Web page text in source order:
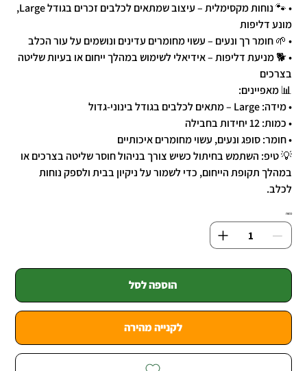
• 🐾 נוחות מקסימלית – עיצוב שמתאים לכלבים זכרים בגודל Large,
מונע דליפות
• 🌱 חומר רך ונעים – עשוי מחומרים עדינים ונושמים על עור הכלב
• 🐕 מניעת דליפות – אידיאלי לשימוש במהלך ייחום או בעיות שליטה
בצרכים
📊 מאפיינים:
• מידה: Large – מתאים לכלבים בגודל בינוני-גדול
• כמות: 12 יחידות בחבילה
• חומר: סופג ונעים, עשוי מחומרים איכותיים
💡 טיפ: השתמש בחיתול כשיש צורך בניהול חוסר שליטה בצרכים או
במהלך תקופת הייחום, כדי לשמור על ניקיון בבית ולספק נוחות
לכלב.
כמות
הוספה לסל
לקנייה מהירה